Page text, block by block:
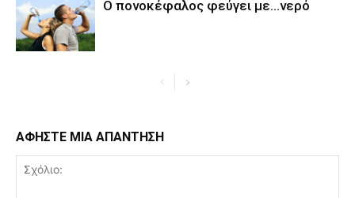
Ο πονοκέφαλος φεύγει με…νερό
ΑΦΗΣΤΕ ΜΙΑ ΑΠΑΝΤΗΣΗ